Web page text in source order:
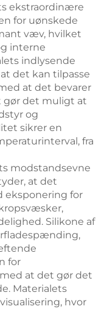
ekstraordinære
for uønskede
væv, hvilket
interne
indlysende
det kan tilpasse
at det bevarer
gør det muligt at
og
sikrer en
fra
modstandsevne
at det
eksponering for
Silikone af
for
at det gør det
Materialets
hvor